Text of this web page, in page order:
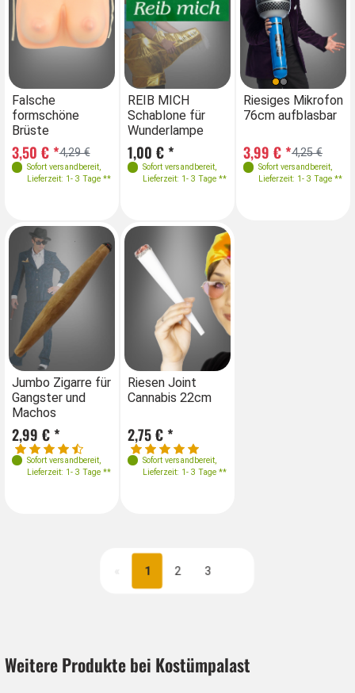
Falsche
formschöne
Brüste
4,29 €
3,50 € *
Sofort versandbereit,
Lieferzeit: 1- 3 Tage **
REIB MICH
Schablone für
Wunderlampe
1,00 € *
Sofort versandbereit,
Lieferzeit: 1- 3 Tage **
Riesiges Mikrofon
76cm aufblasbar
4,25 €
3,99 € *
Sofort versandbereit,
Lieferzeit: 1- 3 Tage **
Jumbo Zigarre für
Gangster und
Machos
2,99 € *
Sofort versandbereit
Lieferzeit: 1- 3 Tage **
Riesen Joint
Cannabis 22cm
2,75 € *
Sofort versandbereit
Lieferzeit: 1- 3 Tage **
1 2 3
Weitere Produkte bei Kostümpalast